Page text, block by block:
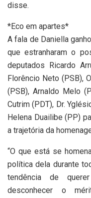
disse.
*Eco em apartes*
A fala de Daniella
que estranharam o
deputados Ricardo
Florêncio Neto (PSB),
(PSB), Arnaldo Melo
Cutrim (PDT), Dr.
Helena Duailibe (PP)
a trajetória da
“O que está se
política dela durante
tendência de
desconhecer o